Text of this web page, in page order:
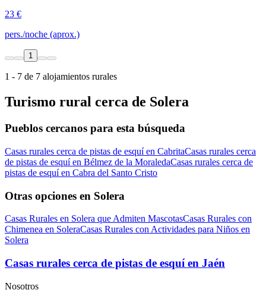
23 €
pers./noche (aprox.)
1
1 - 7 de 7 alojamientos rurales
Turismo rural cerca de Solera
Pueblos cercanos para esta búsqueda
Casas rurales cerca de pistas de esquí en CabritaCasas rurales cerca
de pistas de esquí en Bélmez de la MoraledaCasas rurales cerca de
pistas de esquí en Cabra del Santo Cristo
Otras opciones en Solera
Casas Rurales en Solera que Admiten MascotasCasas Rurales con
Chimenea en SoleraCasas Rurales con Actividades para Niños en
Solera
Casas rurales cerca de pistas de esquí en Jaén
Nosotros